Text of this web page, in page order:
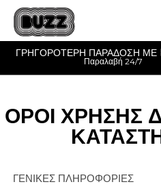
CLICK &
Δωρεάν παραλαβή
ΟΡΟΙ ΧΡΗΣΗΣ
ΓΕΝΙΚΕΣ ΠΛΗΡΟΦΟΡΙΕΣ